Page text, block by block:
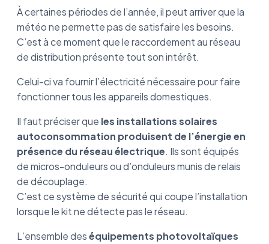
À certaines périodes de l’année, il peut arriver que la
météo ne permette pas de satisfaire les besoins.
C’est à ce moment que le raccordement au réseau
de distribution présente tout son intérêt.
Celui-ci va fournir l’électricité nécessaire pour faire
fonctionner tous les appareils domestiques.
Il faut préciser que les installations solaires
autoconsommation produisent de l’énergie en
présence du réseau électrique. Ils sont équipés
de micros-onduleurs ou d’onduleurs munis de relais
de découplage.
C’est ce système de sécurité qui coupe l’installation
lorsque le kit ne détecte pas le réseau.
L’ensemble deséquipements photovoltaïques